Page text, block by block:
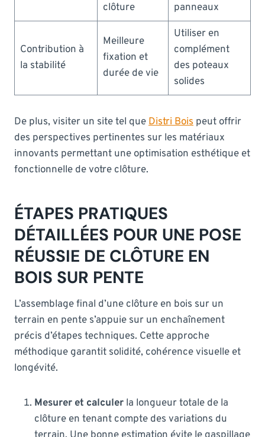
clôture
panneaux
Contribution à
la stabilité
Meilleure
fixation et
durée de vie
Utiliser en
complément
des poteaux
solides
De plus, visiter un site tel queDistri Bois peut offrir
des perspectives pertinentes sur les matériaux
innovants permettant une optimisation esthétique et
fonctionnelle de votre clôture.
ÉTAPES PRATIQUES
DÉTAILLÉES POUR UNE POSE
RÉUSSIE DE CLÔTURE EN
BOIS SUR PENTE
L’assemblage final d’une clôture en bois sur un
terrain en pente s’appuie sur un enchaînement
précis d’étapes techniques. Cette approche
méthodique garantit solidité, cohérence visuelle et
longévité.
Mesurer et calculer la longueur totale de la
clôture en tenant compte des variations du